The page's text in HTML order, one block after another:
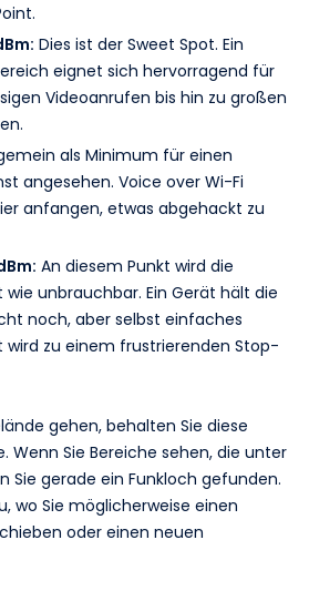
Dies ist der Sweet Spot. Ein
eignet sich hervorragend für
Videoanrufen bis hin zu großen
als Minimum für einen
angesehen. Voice over Wi-Fi
anfangen, etwas abgehackt zu
An diesem Punkt wird die
unbrauchbar. Ein Gerät hält die
noch, aber selbst einfaches
wird zu einem frustrierenden Stop-
gehen, behalten Sie diese
Wenn Sie Bereiche sehen, die unter
Sie gerade ein Funkloch gefunden.
wo Sie möglicherweise einen
oder einen neuen